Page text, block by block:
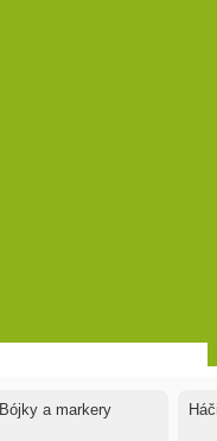
Bójky a markery